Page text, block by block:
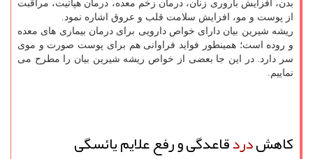
بدن، افزایش باروری زنان، درمان زخم معده، درمان هپاتیت، مراقبت
از پوست و مو، افزایش سلامت قلب و عروق اشاره نمود.
ریشه شیرین بیان دارای خواص دارویی برای درمان بیماری های معده
و روده است؛ همینطور فواید فراوانی هم برای پوست صورت و موی
سر دارد. در این جا بعضی از خواص ریشه شیرین بیان را مطرح می
نماییم.
کاهشدردقاعدگی و رفع علایم یائسگی